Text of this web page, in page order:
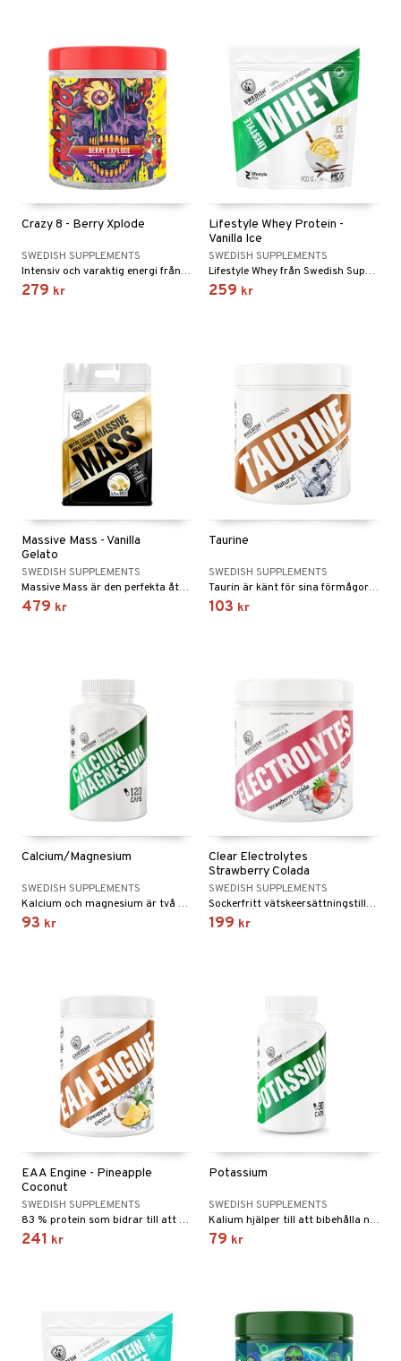
Crazy 8 - Berry Xplode
SWEDISH SUPPLEMENTS
Intensiv och varaktig energi från naturligt koffein.
279 kr
Lifestyle Whey Protein -
Vanilla Ice
SWEDISH SUPPLEMENTS
Lifestyle Whey från Swedish Supplements är ett välsmakande proteinpulver från vassleproteinkoncentrat
259 kr
Massive Mass - Vanilla
Gelato
SWEDISH SUPPLEMENTS
Massive Mass är den perfekta återhämningsdrycken för muskeltillväxt
479 kr
Taurine
SWEDISH SUPPLEMENTS
Taurin är känt för sina förmågor att öka energinivåerna, främja mental skärpa och förbättra koncentrationen
103 kr
Calcium/Magnesium
SWEDISH SUPPLEMENTS
Kalcium och magnesium är två viktiga mineraler som Swedish Supplements har valt att sätta i samma kapsel.
93 kr
Clear Electrolytes
Strawberry Colada
SWEDISH SUPPLEMENTS
Sockerfritt vätskeersättningstillskott med jordgubbssmak som kombinerar kokosvattenpulver med noggrant utvalda mineraler.
199 kr
EAA Engine - Pineapple
Coconut
SWEDISH SUPPLEMENTS
83 % protein som bidrar till att öka och bibehålla muskelmassan.
241 kr
Potassium
SWEDISH SUPPLEMENTS
Kalium hjälper till att bibehålla normalt blodtryck och normal muskelfunktion
79 kr